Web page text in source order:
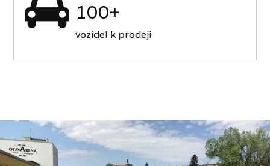
100+
vozidel k prodeji